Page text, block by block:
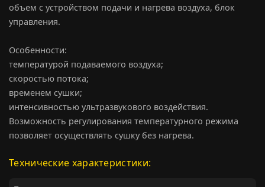
объем с устройством подачи и нагрева воздуха, блок
управления.
Особенности:
температурой подаваемого воздуха;
скоростью потока;
временем сушки;
интенсивностью ультразвукового воздействия.
Возможность регулирования температурного режима
позволяет осуществлять сушку без нагрева.
Технические характеристики: